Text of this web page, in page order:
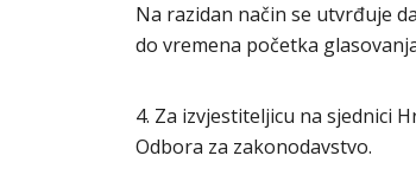
Na razidan način se utvrđuje
do vremena početka
4. Za izvjestiteljicu na sjednici
Odbora za zakonodavstvo.